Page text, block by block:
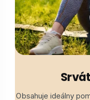
Obsahuje ideálny